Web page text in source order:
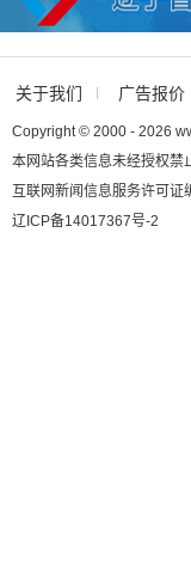
关于我们 广告报价
Copyright © 2000 - 2026
本网站各类信息未经授权
互联网新闻信息服务许可
辽ICP备14017367号-2